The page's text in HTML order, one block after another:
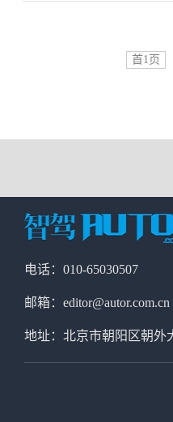
首1页
电话：010-65030507
邮箱：editor@autor.com.cn
地址：北京市朝阳区朝外